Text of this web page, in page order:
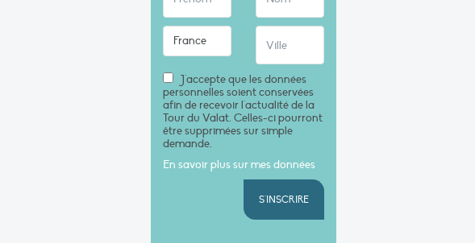
J'accepte que les données
personnelles soient conservées
afin de recevoir l'actualité de la
Tour du Valat. Celles-ci pourront
être supprimées sur simple
demande.
En savoir plus sur mes données
S'INSCRIRE